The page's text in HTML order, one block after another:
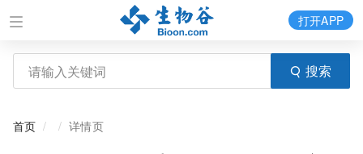
搜索
打开APP
首页 详情页